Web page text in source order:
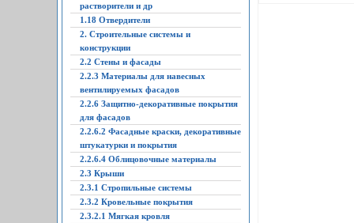
растворители и др
1.18 Отвердители
2. Строительные системы и
конструкции
2.2 Стены и фасады
2.2.3 Материалы для навесных
вентилируемых фасадов
2.2.6 Защитно-декоративные покрытия
для фасадов
2.2.6.2 Фасадные краски, декоративные
штукатурки и покрытия
2.2.6.4 Облицовочные материалы
2.3 Крыши
2.3.1 Стропильные системы
2.3.2 Кровельные покрытия
2.3.2.1 Мягкая кровля